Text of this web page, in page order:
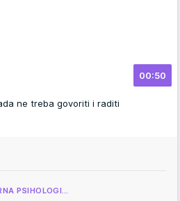
00:50
ne treba govoriti i raditi
PSIHOLOGI…